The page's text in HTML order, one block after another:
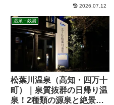
で詳しく紹介します。四国カルス
ト観光や車中泊旅の立ち寄り湯に
もおすすめです。
2026.07.12
温泉・銭湯
松葉川温泉（高知・四万十
町）｜泉質抜群の日帰り温
泉！2種類の源泉と絶景露